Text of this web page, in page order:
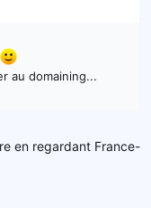
au domaining...
en regardant France-